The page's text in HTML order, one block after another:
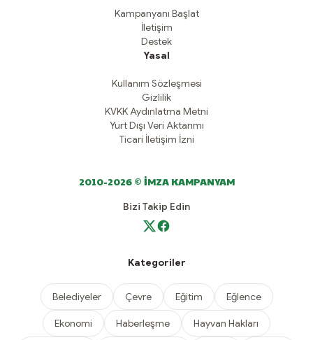
Kampanyanı Başlat
İletişim
Destek
Yasal
Kullanım Sözleşmesi
Gizlilik
KVKK Aydınlatma Metni
Yurt Dışı Veri Aktarımı
Ticari İletişim İzni
2010-2026 © İMZA KAMPANYAM
Bizi Takip Edin
Kategoriler
Belediyeler Çevre Eğitim Eğlence
Ekonomi Haberleşme Hayvan Hakları